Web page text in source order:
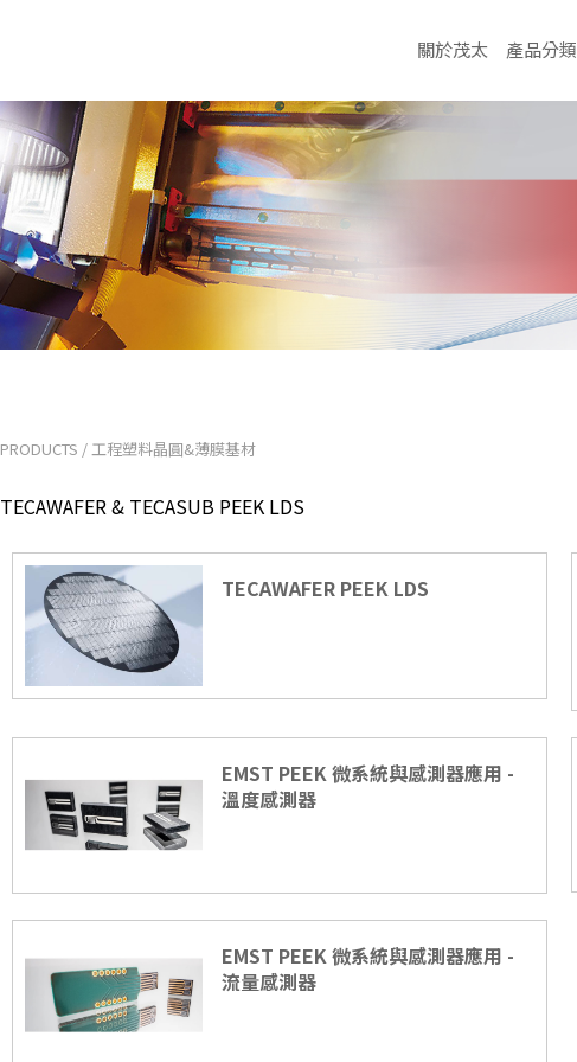
關於茂太 產品分類
PRODUCTS /工程塑料晶圓&薄膜基材
TECAWAFER & TECASUB PEEK LDS
TECAWAFER PEEK LDS
EMST PEEK 微系統與感測器應用 -
溫度感測器
EMST PEEK 微系統與感測器應用 -
流量感測器